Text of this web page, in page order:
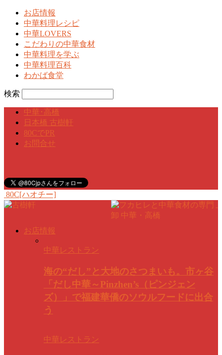
お店情報
中華料理レシピ
中華LOVERS
こだわりの中華食材
中華料理を学ぶ
中華料理百科
わかば食堂
検索
中華･高橋
日本橋 古樹軒
80CでPR
お問合せ
80C[ハオチー]
お店情報
中華レストラン
海の“だし”と大地のさつまいも。市ヶ谷
「だし中華～Pinzhen’s（ピンジェン
ズ）」で福建華僑のソウルフードに出合
う
中華レストラン